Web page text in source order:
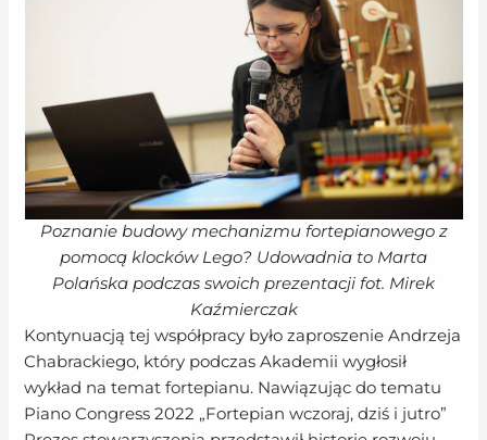
Poznanie budowy mechanizmu fortepianowego z
pomocą klocków Lego? Udowadnia to Marta
Polańska podczas swoich prezentacji fot. Mirek
Kaźmierczak
Kontynuacją tej współpracy było zaproszenie Andrzeja
Chabrackiego, który podczas Akademii wygłosił
wykład na temat fortepianu. Nawiązując do tematu
Piano Congress 2022 „Fortepian wczoraj, dziś i jutro”